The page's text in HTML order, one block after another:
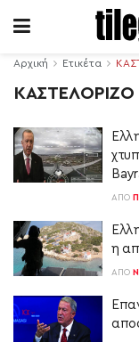
Αρχική Ετικέτα
ΚΑΣΤΕΛΟΡΙΖΟ
ΑΠΌ
η
ΑΠΌ